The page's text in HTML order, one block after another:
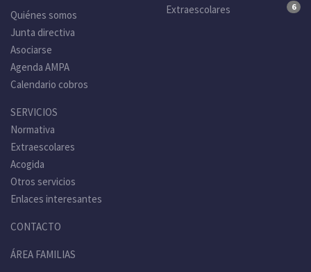
Quiénes somos
Junta directiva
Asociarse
Agenda AMPA
Calendario cobros
SERVICIOS
Normativa
Extraescolares
Acogida
Otros servicios
Enlaces interesantes
CONTACTO
ÁREA FAMILIAS
Extraescolares 6